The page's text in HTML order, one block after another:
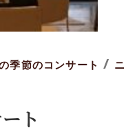
季節のコンサート / ニ
ト